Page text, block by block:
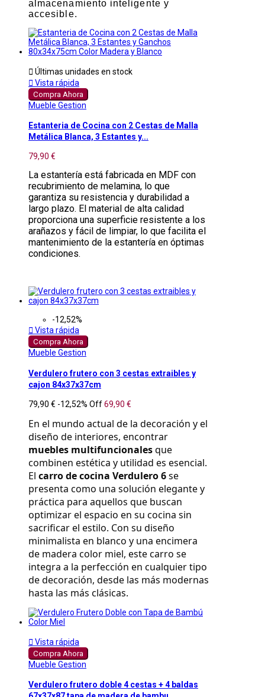
almacenamiento inteligente y
accesible.
 Últimas unidades en stock
 Vista rápida
Compra Ahora
Mueble Gestion
Estanteria de Cocina con 2 Cestas de Malla
Metálica Blanca, 3 Estantes y...
79,90 €
La estantería está fabricada en MDF con
recubrimiento de melamina, lo que
garantiza su resistencia y durabilidad a
largo plazo. El material de alta calidad
proporciona una superficie resistente a los
arañazos y fácil de limpiar, lo que facilita el
mantenimiento de la estantería en óptimas
condiciones.
-12,52%
 Vista rápida
Compra Ahora
Mueble Gestion
Verdulero frutero con 3 cestas extraibles y
cajon 84x37x37cm
79,90 € -12,52% Off69,90 €
En el mundo actual de la decoración y el
muebles multifuncionales que
combinen estética y utilidad es esencial.
El carro de cocina Verdulero 6 se
presenta como una solución elegante y
práctica para aquellos que buscan
optimizar el espacio en su cocina sin
sacrificar el estilo. Con su diseño
minimalista en blanco y una encimera
de madera color miel, este carro se
integra a la perfección en cualquier tipo
de decoración, desde las más modernas
hasta las más clásicas.
 Vista rápida
Compra Ahora
Mueble Gestion
Verdulero frutero doble 4 cestas + 4 baldas